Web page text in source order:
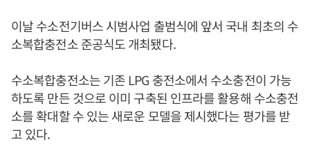
이날 수소전기버스 시범사업 출범식에 앞서 국내 최초의 수
소복합충전소 준공식도 개최됐다.
수소복합충전소는 기존 LPG 충전소에서 수소충전이 가능
하도록 만든 것으로 이미 구축된 인프라를 활용해 수소충전
소를 확대할 수 있는 새로운 모델을 제시했다는 평가를 받
고 있다.